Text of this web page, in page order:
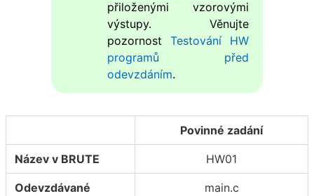
přiloženými vzorovými
výstupy. Věnujte
pozornost Testování HW
programů před
odevzdáním.
Povinné zadání
Název v BRUTE HW01
Odevzdávané
main.c